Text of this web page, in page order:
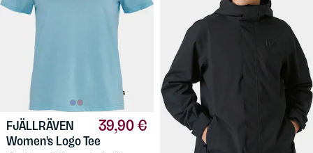
39,90 €
FJÄLLRÄVEN
Women's Logo Tee